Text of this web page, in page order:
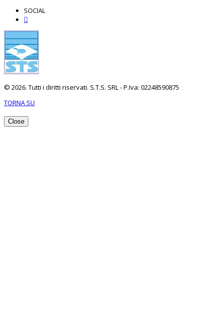
SOCIAL
© 2026. Tutti i diritti riservati. S.T.S. SRL - P.Iva: 02248590875
TORNA SU
Close